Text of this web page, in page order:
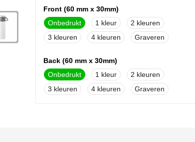
Front (60 mm x 30mm)
Onbedrukt
1
2
3
4 Graveren
Back (60 mm x 30mm)
Onbedrukt
1
2
3
4 Graveren